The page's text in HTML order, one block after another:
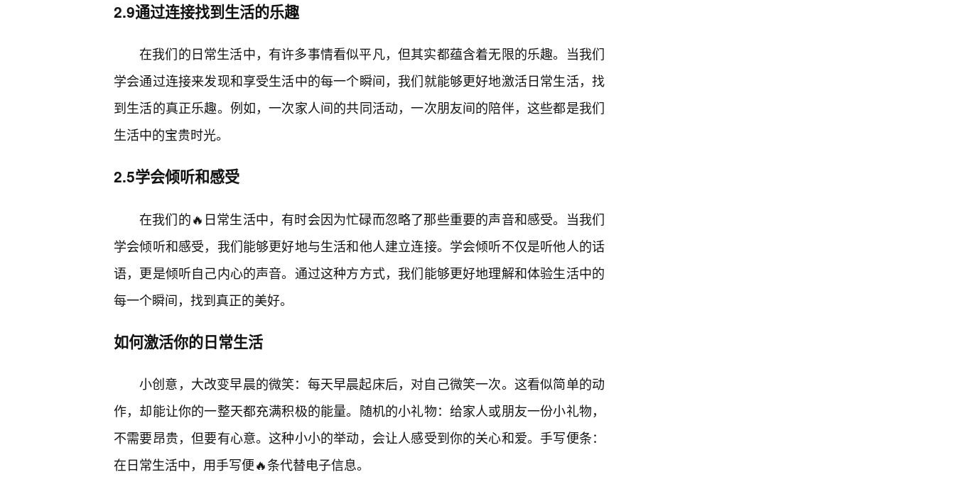
2.9通过连接找到生活的乐趣
在我们的日常生活中，有许多事情看似平凡，但其实都蕴含着无限的乐趣。当我们
学会通过连接来发现和享受生活中的每一个瞬间，我们就能够更好地激活日常生活，找
到生活的真正乐趣。例如，一次家人间的共同活动，一次朋友间的陪伴，这些都是我们
生活中的宝贵时光。
2.5学会倾听和感受
在我们的🔥日常生活中，有时会因为忙碌而忽略了那些重要的声音和感受。当我们
学会倾听和感受，我们能够更好地与生活和他人建立连接。学会倾听不仅是听他人的话
语，更是倾听自己内心的声音。通过这种方方式，我们能够更好地理解和体验生活中的
每一个瞬间，找到真正的美好。
如何激活你的日常生活
小创意，大改变早晨的微笑：每天早晨起床后，对自己微笑一次。这看似简单的动
作，却能让你的一整天都充满积极的能量。随机的小礼物：给家人或朋友一份小礼物，
不需要昂贵，但要有心意。这种小小的举动，会让人感受到你的关心和爱。手写便条：
在日常生活中，用手写便🔥条代替电子信息。